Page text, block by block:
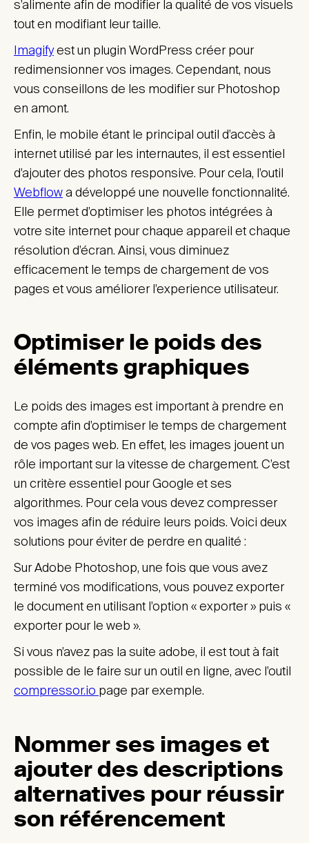
s’alimente afin de modifier la qualité de vos visuels
tout en modifiant leur taille.
Imagifyest un plugin WordPress créer pour
redimensionner vos images. Cependant, nous
vous conseillons de les modifier sur Photoshop
en amont.
Enfin, le mobile étant le principal outil d’accès à
internet utilisé par les internautes, il est essentiel
d’ajouter des photos responsive. Pour cela, l’outil
Webflowa développé une nouvelle fonctionnalité.
Elle permet d’optimiser les photos intégrées à
votre site internet pour chaque appareil et chaque
résolution d’écran. Ainsi, vous diminuez
efficacement le temps de chargement de vos
pages et vous améliorer l’experience utilisateur.
Optimiser le poids des
éléments graphiques
Le poids des images est important à prendre en
compte afin d’optimiser le temps de chargement
de vos pages web. En effet, les images jouent un
rôle important sur la vitesse de chargement. C’est
un critère essentiel pour Google et ses
algorithmes. Pour cela vous devez compresser
vos images afin de réduire leurs poids. Voici deux
solutions pour éviter de perdre en qualité :
Sur Adobe Photoshop, une fois que vous avez
terminé vos modifications, vous pouvez exporter
le document en utilisant l’option « exporter » puis «
exporter pour le web ».
Si vous n’avez pas la suite adobe, il est tout à fait
possible de le faire sur un outil en ligne, avec l’outil
compressor.io page par exemple.
Nommer ses images et
ajouter des descriptions
alternatives pour réussir
son référencement